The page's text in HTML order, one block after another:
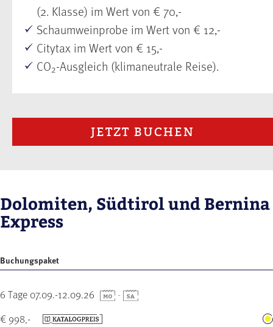
(2. Klasse) im Wert von € 70,-
Schaumweinprobe im Wert von € 12,-
Citytax im Wert von € 15,-
CO2-Ausgleich (klimaneutrale Reise).
JETZT BUCHEN
Dolomiten, Südtirol und Bernina
Express
Buchungspaket
6 Tage 07.09.-12.09.26 -
€ 998,-